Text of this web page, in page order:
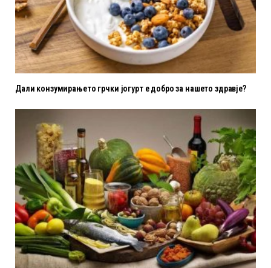
Дали конзумирањето грчки јогурт е добро за нашето здравје?